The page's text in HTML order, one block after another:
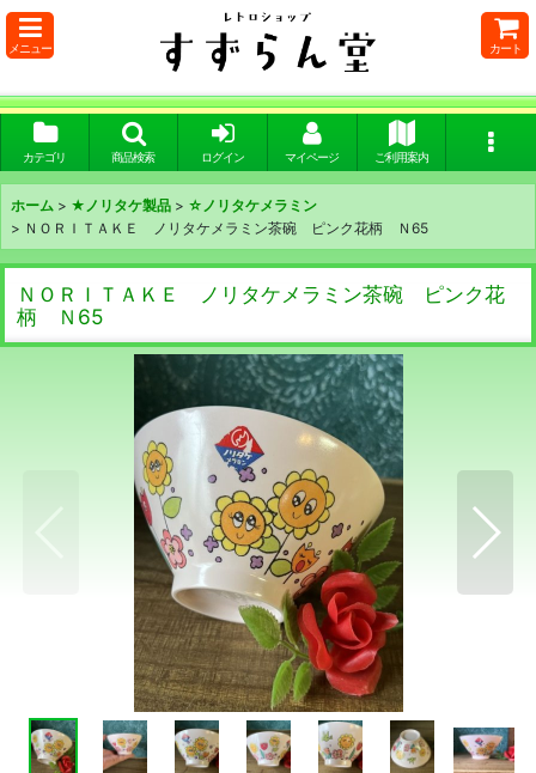
メニュー カート
カテゴリ 商品検索 ログイン マイページ ご利用案内
ホーム > ★ノリタケ製品 > ☆ノリタケメラミン
> ＮＯＲＩＴＡＫＥ ノリタケメラミン茶碗 ピンク花柄 Ｎ65
ＮＯＲＩＴＡＫＥ ノリタケメラミン茶碗 ピンク花
柄 Ｎ65